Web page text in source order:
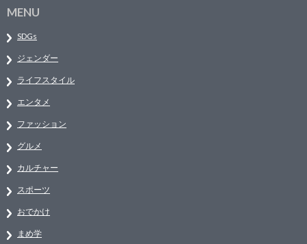
MENU
SDGs
ジェンダー
ライフスタイル
エンタメ
ファッション
グルメ
カルチャー
スポーツ
おでかけ
まめ学